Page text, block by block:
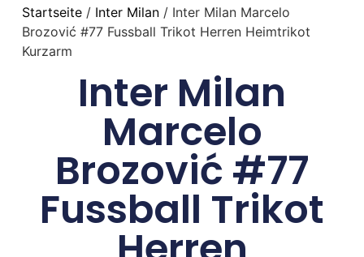
Startseite/ Inter Milan/ Inter Milan Marcelo
Brozović #77 Fussball Trikot Herren Heimtrikot
Kurzarm
Inter Milan
Marcelo
Brozović #77
Fussball Trikot